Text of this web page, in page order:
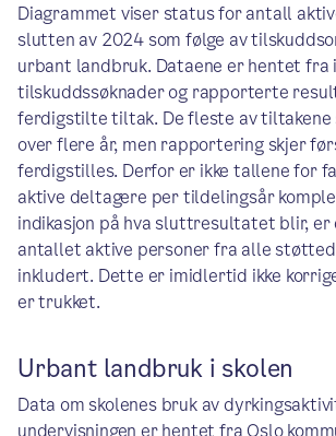
Diagrammet viser status for antall
slutten av 2024 som følge av
urbant landbruk. Dataene er hentet fra
tilskuddssøknader og rapporterte
ferdigstilte tiltak. De fleste av tiltakene
over flere år, men rapportering skjer
ferdigstilles. Derfor er ikke tallene for
aktive deltagere per tildelingsår
indikasjon på hva sluttresultatet blir,
antallet aktive personer fra alle
inkludert. Dette er imidlertid ikke
er trukket.
Urbant landbruk i skolen
Data om skolenes bruk av